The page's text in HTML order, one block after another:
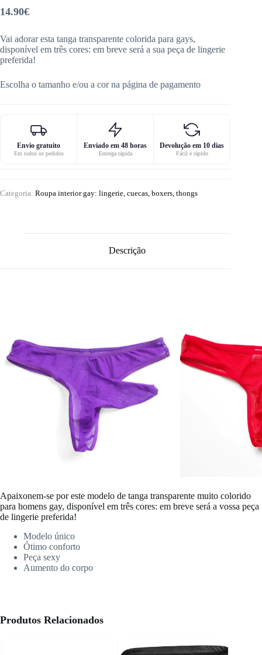
14.90€
Vai adorar esta tanga transparente colorida para gays,
disponível em três cores: em breve será a sua peça de lingerie
preferida!
Escolha o tamanho e/ou a cor na página de pagamento
Envio gratuito
Em todos os pedidos
Enviado em 48 horas
Entrega rápida
Devolução em 10 dias
Fácil e rápido
Categoria: Roupa interior gay: lingerie, cuecas, boxers, thongs
Descrição
Apaixonem-se por este modelo de tanga transparente muito colorido
para homens gay, disponível em três cores: em breve será a vossa peça
de lingerie preferida!
Modelo único
Ótimo conforto
Peça sexy
Aumento do corpo
Produtos Relacionados